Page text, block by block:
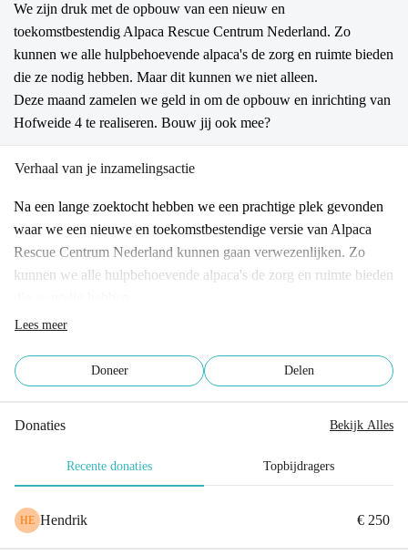
We zijn druk met de opbouw van een nieuw en
toekomstbestendig Alpaca Rescue Centrum Nederland. Zo
kunnen we alle hulpbehoevende alpaca's de zorg en ruimte bieden
die ze nodig hebben. Maar dit kunnen we niet alleen.
Deze maand zamelen we geld in om de opbouw en inrichting van
Hofweide 4 te realiseren. Bouw jij ook mee?
Verhaal van je inzamelingsactie
Na een lange zoektocht hebben we een prachtige plek gevonden
waar we een nieuwe en toekomstbestendige versie van Alpaca
Rescue Centrum Nederland kunnen gaan verwezenlijken. Zo
kunnen we alle hulpbehoevende alpaca's de zorg en ruimte bieden
Maar voordat de rescue alpaca’s de nieuwe weides kunnen
allen. Daarom zamelen we zo veel mogelijk geld in om de
opbouw en inrichting van de weides te realiseren. Bouw jij ook
Lees meer
Doneer Delen
Donaties Bekijk Alles
Recente donaties Topbijdragers
HE Hendrik € 250